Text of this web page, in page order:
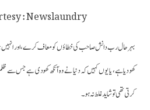
: Newslaundry
بہرحال رب دانش صاحب کی خطاؤں کو معاف کرے، اور انہیں
کھو دیا ہے، یا یوں کہیں کہ دنیا نے وہ آنکھ کھودی ہے جس سے
کرتی تھی تو شاید غلط نہ ہو۔